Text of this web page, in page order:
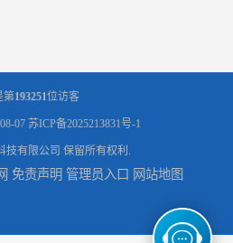
第193251位访客
07 苏ICP备2025213831号-1
技有限公司 保留所有权利.
免责声明 管理员入口 网站地图